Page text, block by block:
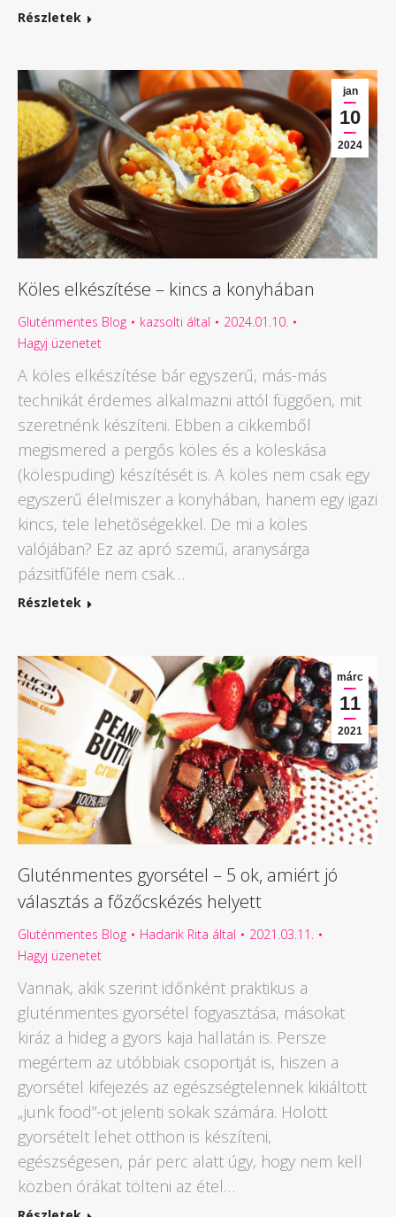
Részletek
jan
10
2024
Köles elkészítése – kincs a konyhában
Gluténmentes Blog kazsolti által
2024.01.10.
Hagyj üzenetet
A köles elkészítése bár egyszerű, más-más
technikát érdemes alkalmazni attól függően, mit
szeretnénk készíteni. Ebben a cikkemből
megismered a pergős köles és a köleskása
(kölespuding) készítését is. A köles nem csak egy
egyszerű élelmiszer a konyhában, hanem egy igazi
kincs, tele lehetőségekkel. De mi a köles
valójában? Ez az apró szemű, aranysárga
pázsitfűféle nem csak…
Részletek
márc
11
2021
Gluténmentes gyorsétel – 5 ok, amiért jó
választás a főzőcskézés helyett
Gluténmentes Blog Hadarik Rita által
2021.03.11.
Hagyj üzenetet
Vannak, akik szerint időnként praktikus a
gluténmentes gyorsétel fogyasztása, másokat
kiráz a hideg a gyors kaja hallatán is. Persze
megértem az utóbbiak csoportját is, hiszen a
gyorsétel kifejezés az egészségtelennek kikiáltott
„junk food”-ot jelenti sokak számára. Holott
gyorsételt lehet otthon is készíteni,
egészségesen, pár perc alatt úgy, hogy nem kell
közben órákat tölteni az étel…